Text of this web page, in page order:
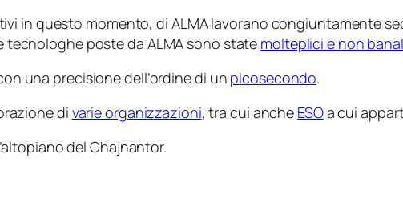
in questo momento, di ALMA lavorano congiuntamente
tecnologhe poste da ALMA sono state molteplici e non
una precisione dell’ordine di un picosecondo.
di varie organizzazioni, tra cui anche ESOa cui
del Chajnantor.